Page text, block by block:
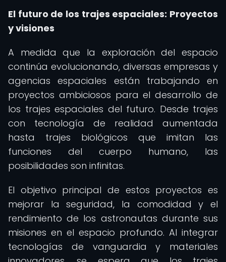
El futuro de los trajes espaciales: Proyectos
y visiones
A medida que la exploración del espacio
continúa evolucionando, diversas empresas y
agencias espaciales están trabajando en
proyectos ambiciosos para el desarrollo de
los trajes espaciales del futuro. Desde trajes
con tecnología de realidad aumentada
hasta trajes biológicos que imitan las
funciones del cuerpo humano, las
posibilidades son infinitas.
El objetivo principal de estos proyectos es
mejorar la seguridad, la comodidad y el
rendimiento de los astronautas durante sus
misiones en el espacio profundo. Al integrar
tecnologías de vanguardia y materiales